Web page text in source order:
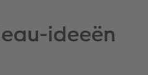
ideeën